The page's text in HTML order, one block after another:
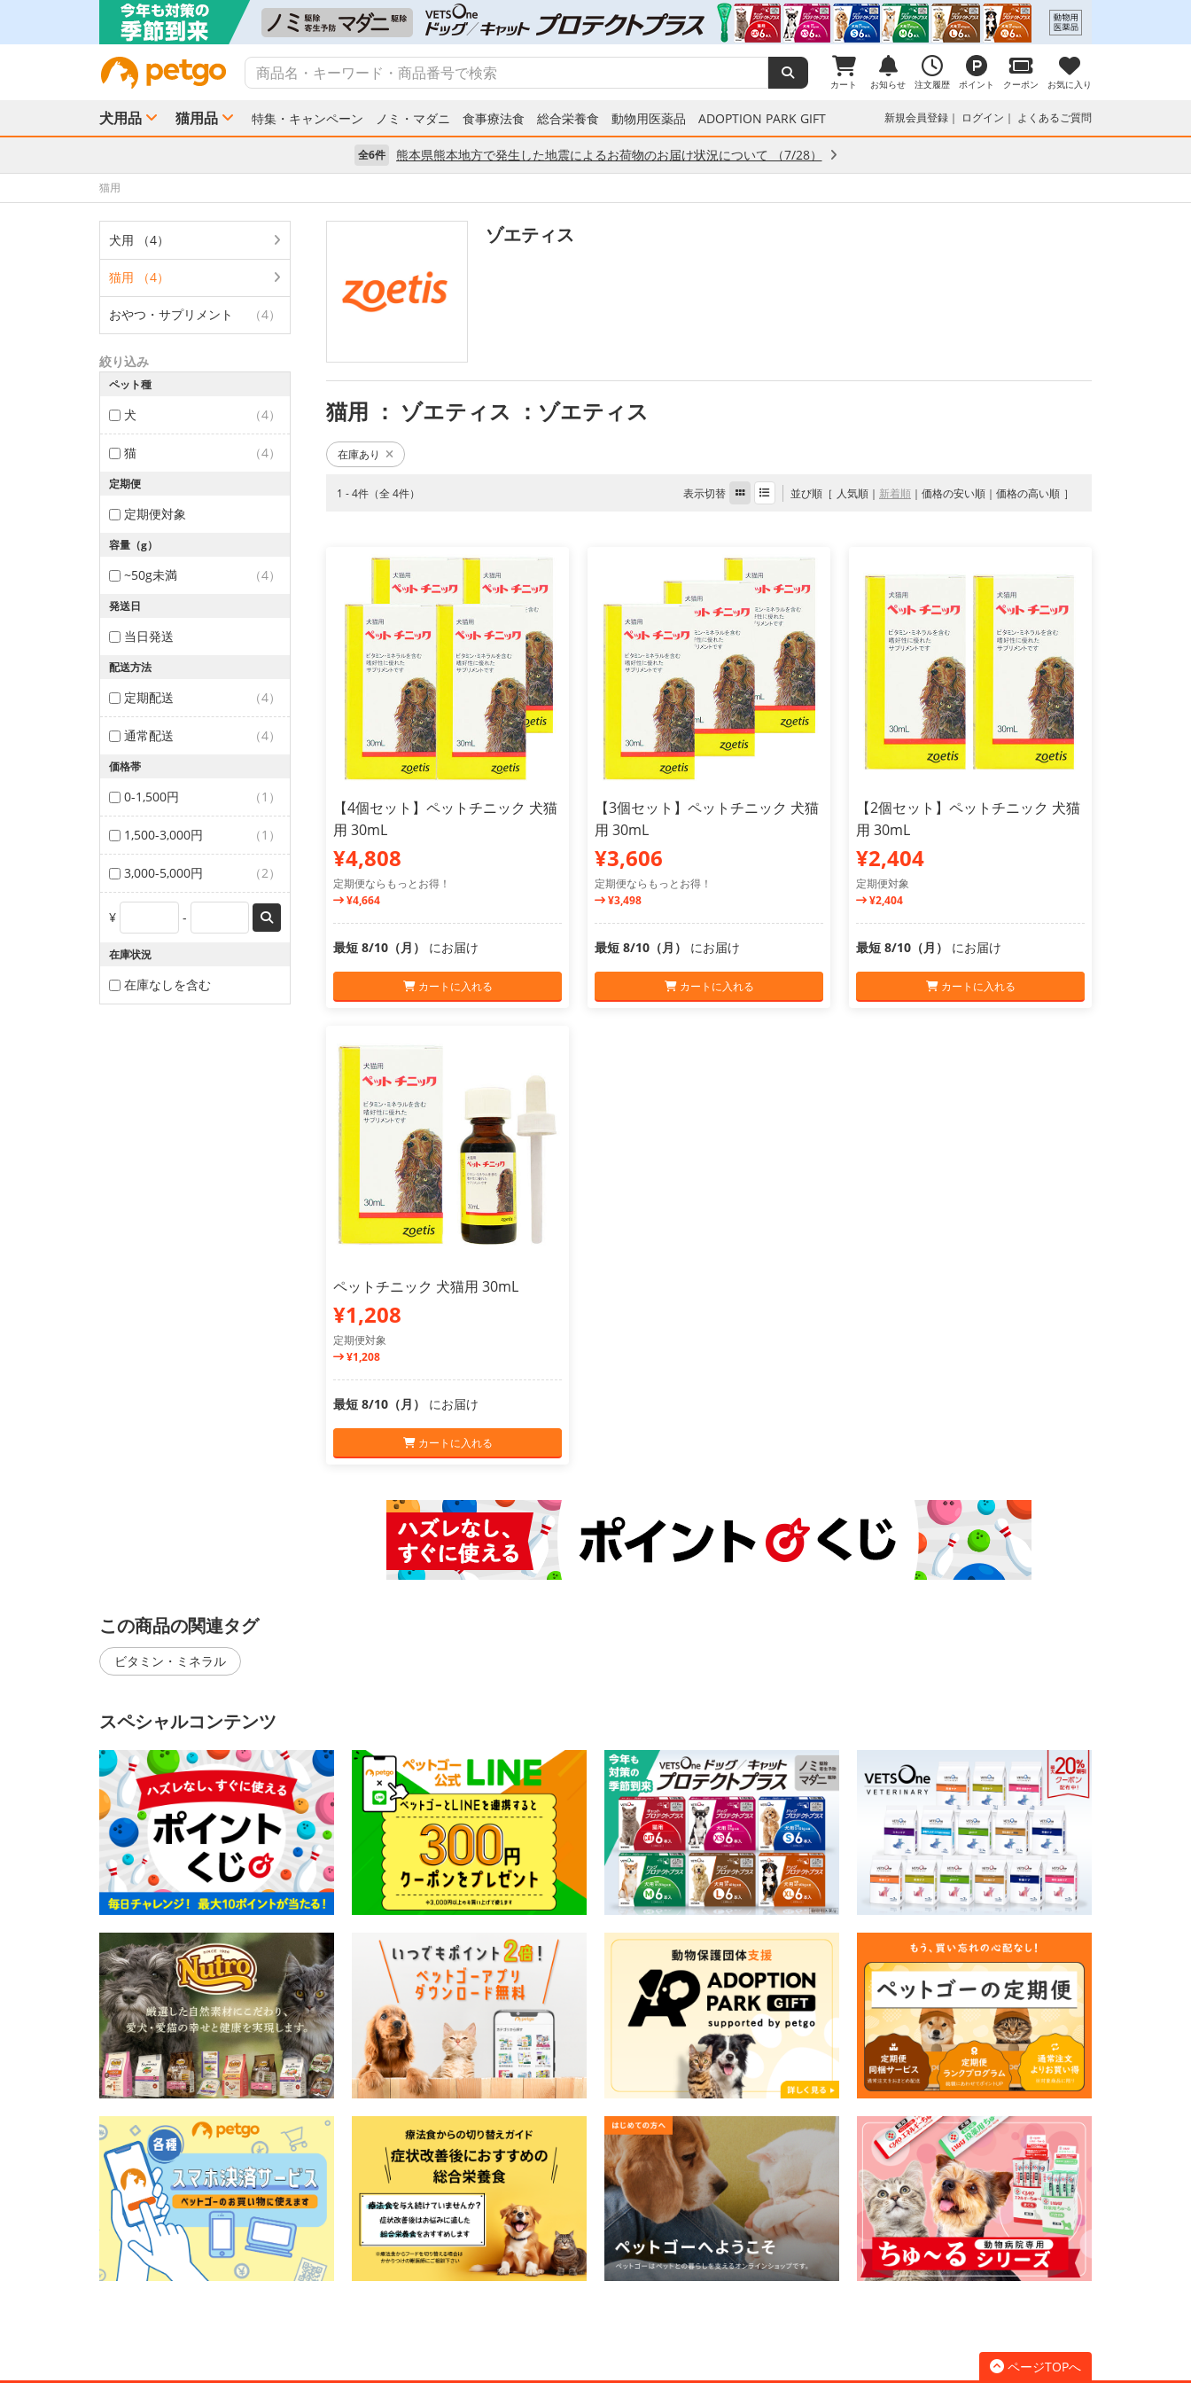
カート お知らせ 注文履歴 ポイント クーポン お気に入り
犬用品 猫用品 特集・キャンペーン ノミ・マダニ 食事療法食 総合栄養食 動物用医薬品 ADOPTION PARK GIFT 新規会員登録 ログイン よくあるご質問
全6件 熊本県熊本地方で発生した地震によるお荷物のお届け状況について （7/28）
猫用
犬用 （4）
猫用 （4）
おやつ・サプリメント （4）
絞り込み
ペット種
犬 （4）
猫 （4）
定期便
定期便対象
容量（g）
~50g未満 （4）
発送日
当日発送
配送方法
定期配送 （4）
通常配送 （4）
価格帯
0-1,500円 （1）
1,500-3,000円 （1）
3,000-5,000円 （2）
¥ -
在庫状況
在庫なしを含む
ゾエティス
猫用 ： ゾエティス ：ゾエティス
在庫あり
1 - 4件（全 4件） 表示切替 並び順 人気順 新着順 価格の安い順 価格の高い順
【4個セット】ペットチニック 犬猫
用 30mL
¥4,808
定期便ならもっとお得！
¥4,664
最短 8/10（月） にお届け
カートに入れる
【3個セット】ペットチニック 犬猫
用 30mL
¥3,606
定期便ならもっとお得！
¥3,498
最短 8/10（月） にお届け
カートに入れる
【2個セット】ペットチニック 犬猫
用 30mL
¥2,404
定期便対象
¥2,404
最短 8/10（月） にお届け
カートに入れる
ペットチニック 犬猫用 30mL
¥1,208
定期便対象
¥1,208
最短 8/10（月） にお届け
カートに入れる
この商品の関連タグ
ビタミン・ミネラル
スペシャルコンテンツ
ページTOPへ